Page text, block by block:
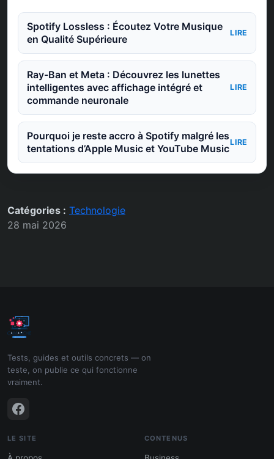
Spotify Lossless : Écoutez Votre Musique
en Qualité Supérieure
LIRE
Ray-Ban et Meta : Découvrez les lunettes
intelligentes avec affichage intégré et
commande neuronale
LIRE
Pourquoi je reste accro à Spotify malgré les
tentations d’Apple Music et YouTube Music
LIRE
Catégories : Technologie
28 mai 2026
Tests, guides et outils concrets — on
teste, on publie ce qui fonctionne
vraiment.
LE SITE CONTENUS